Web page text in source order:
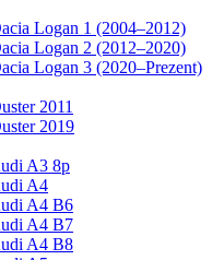
Logan 1 (2004–2012)
Logan 2 (2012–2020)
Logan 3 (2020–Prezent)
2011
2019
A3 8p
A4
A4 B6
A4 B7
A4 B8